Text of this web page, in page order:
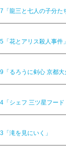
龍三と七人の子分た
花とアリス殺人事件」
るろうに剣心 京都大
シェフ 三ツ星フード
滝を見にいく」